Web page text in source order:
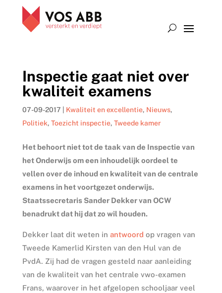
Inspectie gaat niet over
kwaliteit examens
07-09-2017 Kwaliteit en excellentie, Nieuws,
Politiek, Toezicht inspectie, Tweede kamer
Het behoort niet tot de taak van de Inspectie van
het Onderwijs om een inhoudelijk oordeel te
vellen over de inhoud en kwaliteit van de centrale
examens in het voortgezet onderwijs.
Staatssecretaris Sander Dekker van OCW
benadrukt dat hij dat zo wil houden.
Dekker laat dit weten in antwoord op vragen van
Tweede Kamerlid Kirsten van den Hul van de
PvdA. Zij had de vragen gesteld naar aanleiding
van de kwaliteit van het centrale vwo-examen
Frans, waarover in het afgelopen schooljaar veel